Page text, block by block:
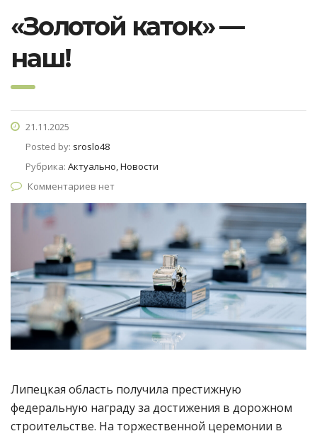
«Золотой каток» —
наш!
21.11.2025
Posted by: sroslo48
Рубрика: Актуально, Новости
Комментариев нет
Липецкая область получила престижную
федеральную награду за достижения в дорожном
строительстве. На торжественной церемонии в